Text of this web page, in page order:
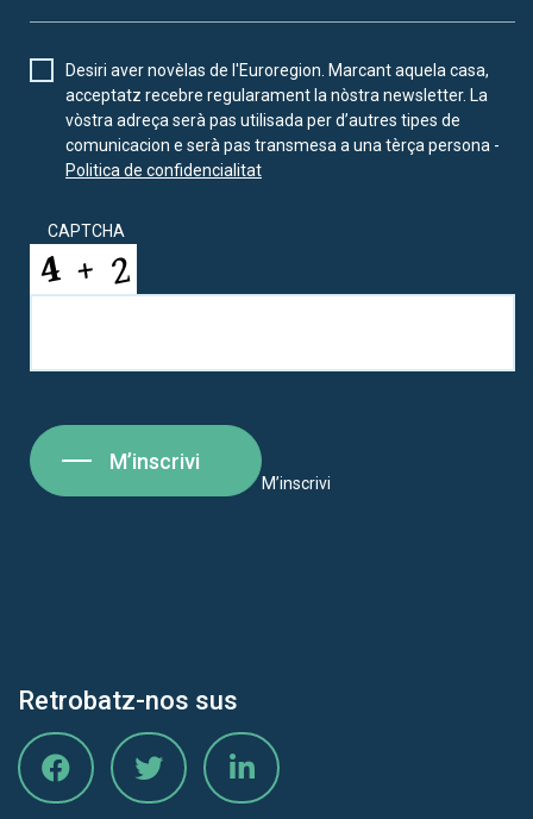
Desiri aver novèlas de l'Euroregion. Marcant aquela casa,
acceptatz recebre regularament la nòstra newsletter. La
vòstra adreça serà pas utilisada per d’autres tipes de
comunicacion e serà pas transmesa a una tèrça persona -
Politica de confidencialitat
CAPTCHA
M’inscrivi
M’inscrivi
Retrobatz-nos sus